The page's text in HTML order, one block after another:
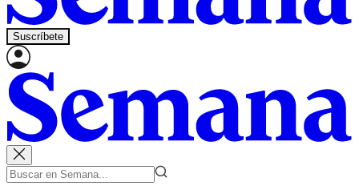
Suscríbete